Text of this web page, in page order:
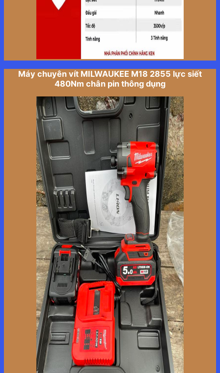
Máy chuyên vít MILWAUKEE M18 2855 lực siết
480Nm chân pin thông dụng